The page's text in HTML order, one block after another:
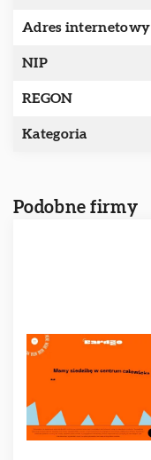
Adres internetowy
NIP
REGON
Kategoria
Podobne firmy